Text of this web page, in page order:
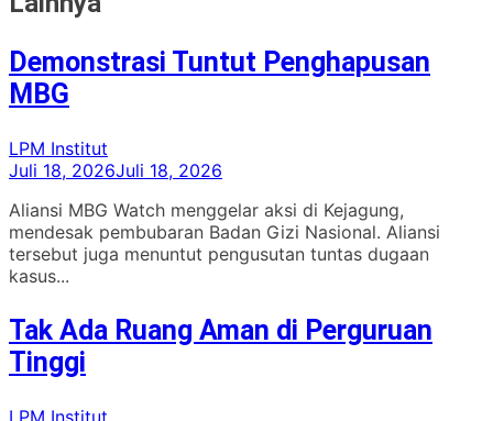
Demonstrasi Tuntut Penghapusan
MBG
LPM Institut
Juli 18, 2026Juli 18, 2026
Aliansi MBG Watch menggelar aksi di Kejagung,
mendesak pembubaran Badan Gizi Nasional. Aliansi
tersebut juga menuntut pengusutan tuntas dugaan
kasus...
Tak Ada Ruang Aman di Perguruan
Tinggi
LPM Institut